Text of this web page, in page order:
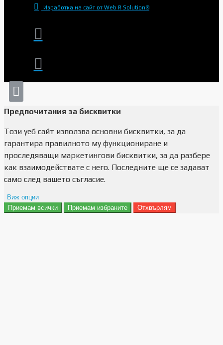
Изработка на сайт от Web R Solution®
Предпочитания за бисквитки
Този уеб сайт използва основни бисквитки, за да
гарантира правилното му функциониране и
проследяващи маркетингови бисквитки, за да разбере
как взаимодействате с него. Последните ще се задават
само след вашето съгласие.
Виж опции
Препочитания за реклами
Приемам всички Приемам избраните Отхвърлям